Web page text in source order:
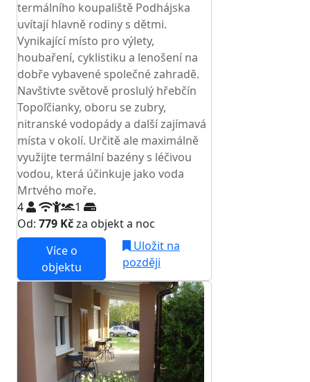
termálního koupaliště Podhájska
uvítají hlavně rodiny s dětmi.
Vynikající místo pro výlety,
houbaření, cyklistiku a lenošení na
dobře vybavené společné zahradě.
Navštivte světově proslulý hřebčín
Topoľčianky, oboru se zubry,
nitranské vodopády a další zajímavá
místa v okolí. Určitě ale maximálně
využijte termální bazény s léčivou
vodou, která účinkuje jako voda
Mrtvého moře.
4
1
Od: 779 Kčza objekt a noc
Více o
objektu
Uložit na
později